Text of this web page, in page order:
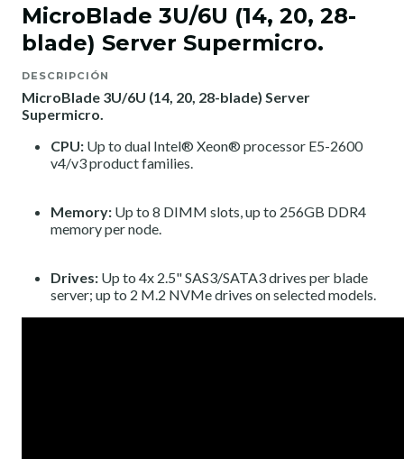
MicroBlade 3U/6U (14, 20, 28-
blade) Server Supermicro.
DESCRIPCIÓN
MicroBlade 3U/6U (14, 20, 28-blade) Server
Supermicro.
CPU: Up to dual Intel® Xeon® processor E5-2600
v4/v3 product families.
Memory: Up to 8 DIMM slots, up to 256GB DDR4
memory per node.
Drives: Up to 4x 2.5" SAS3/SATA3 drives per blade
server; up to 2 M.2 NVMe drives on selected models.